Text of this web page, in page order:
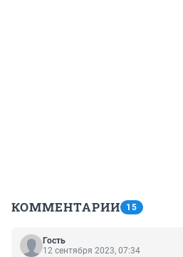
КОММЕНТАРИИ 15
Гость
12 сентября 2023, 07:34